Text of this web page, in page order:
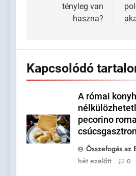
tényleg van
haszna?
Kapcsolódó
A római
pecorino
Összefogás az
hét ezelőtt
0